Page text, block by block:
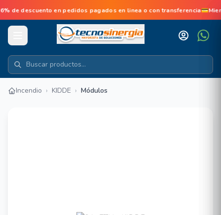
de descuento en pedidos pagados en linea o con
Incendio › KIDDE › Módulos